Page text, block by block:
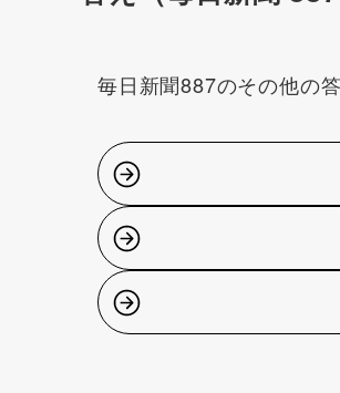
毎日新聞887のその他の